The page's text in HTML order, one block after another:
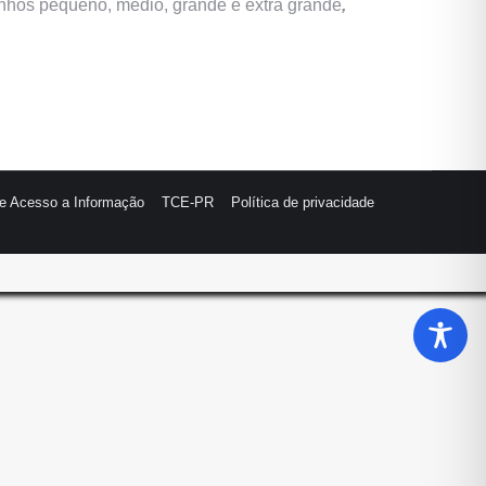
pequeno, médio, grande e extra grande,
Acesso a Informação TCE-PR
Política de privacidade